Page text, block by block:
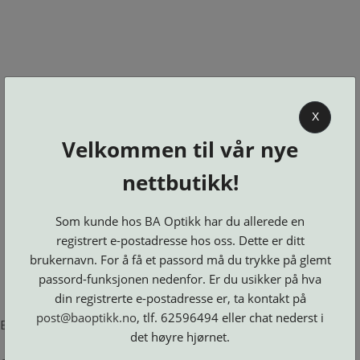
BA OPTIKK
KJØPSVILKÅR
OSS
BESTILL
DELER
LOGG INN
Brillerens
Brillesnorer
Clip-
on
Suncover
Etuier
Innfatninger
Lesebriller
Luper
og
Speil
Maskiner
Microkluter
Neseputer
Se alle kategorier
Error loading product page.
X
Velkommen til vår nye
nettbutikk!
Som kunde hos BA Optikk har du allerede en
registrert e-postadresse hos oss. Dette er ditt
brukernavn. For å få et passord må du trykke på glemt
passord-funksjonen nedenfor. Er du usikker på hva
din registrerte e-postadresse er, ta kontakt på
post@baoptikk.no, tlf. 62596494 eller chat nederst i
det høyre hjørnet.